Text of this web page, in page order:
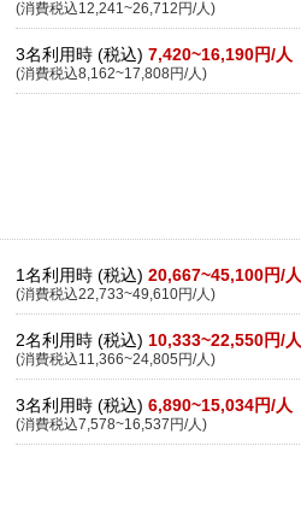
(消費税込12,241~26,712円/人)
3名利用時 (税込) 7,420~16,190円/人
(消費税込8,162~17,808円/人)
1名利用時 (税込) 20,667~45,100円/人
(消費税込22,733~49,610円/人)
2名利用時 (税込) 10,333~22,550円/人
(消費税込11,366~24,805円/人)
3名利用時 (税込) 6,890~15,034円/人
(消費税込7,578~16,537円/人)